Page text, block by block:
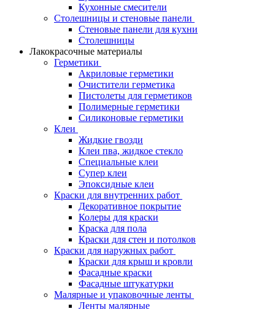
Кухонные смесители
Столешницы и стеновые панели
Стеновые панели для кухни
Столешницы
Лакокрасочные материалы
Герметики
Акриловые герметики
Очистители герметика
Пистолеты для герметиков
Полимерные герметики
Силиконовые герметики
Клеи
Жидкие гвозди
Клеи пва, жидкое стекло
Специальные клеи
Супер клеи
Эпоксидные клеи
Краски для внутренних работ
Декоративное покрытие
Колеры для краски
Краска для пола
Краски для стен и потолков
Краски для наружных работ
Краски для крыш и кровли
Фасадные краски
Фасадные штукатурки
Малярные и упаковочные ленты
Ленты малярные